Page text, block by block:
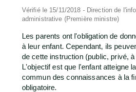
Vérifié le 15/11/2018 - Direction de
administrative (Première ministre)
Les parents ont l'obligation de
à leur enfant. Cependant, ils
de cette instruction (public, privé,
L'objectif est que l'enfant atteigne
commun des connaissances à la
obligatoire.